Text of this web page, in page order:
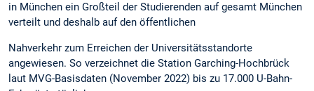
in München ein Großteil der Studierenden auf gesamt München
verteilt und deshalb auf den öffentlichen
Nahverkehr zum Erreichen der Universitätsstandorte
angewiesen. So verzeichnet die Station Garching-Hochbrück
laut MVG-Basisdaten (November 2022) bis zu 17.000 U-Bahn-